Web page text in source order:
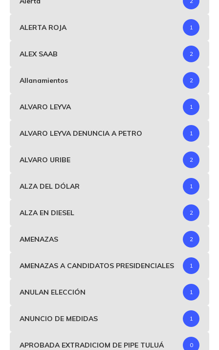
ALERTA ROJA 1
ALEX SAAB 2
Allanamientos 2
ALVARO LEYVA 1
ALVARO LEYVA DENUNCIA A PETRO 1
ALVARO URIBE 2
ALZA DEL DÓLAR 1
ALZA EN DIESEL 2
AMENAZAS 2
AMENAZAS A CANDIDATOS PRESIDENCIALES 1
ANULAN ELECCIÓN 1
ANUNCIO DE MEDIDAS 1
APROBADA EXTRADICIOM DE PIPE TULUÁ 0